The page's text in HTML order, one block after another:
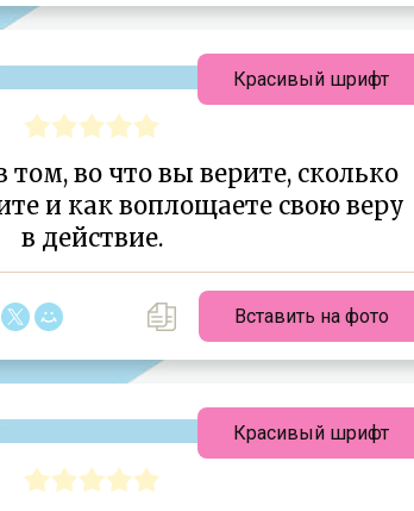
том, во что вы верите, сколько
и как воплощаете свою веру
в действие.
Вставить на фото
Красивый шрифт
Красивый шрифт